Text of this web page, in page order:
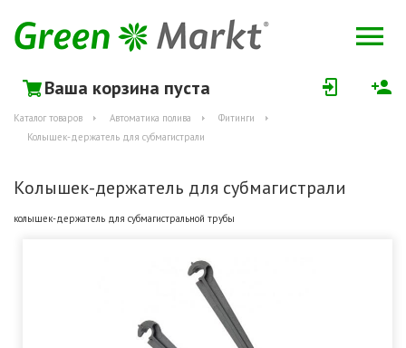
Ваша корзина пуста
Каталог товаров Автоматика полива
Фитинги
Колышек-держатель для субмагистрали
Колышек-держатель для субмагистрали
колышек-держатель для субмагистральной трубы